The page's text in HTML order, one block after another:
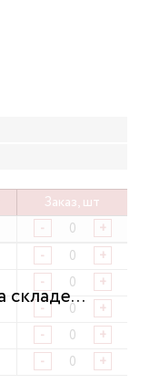
Заказ, шт
- +
- +
- +
- +
- +
- +